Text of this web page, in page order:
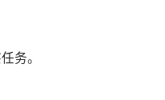
务。